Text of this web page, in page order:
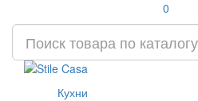
0
Кухни